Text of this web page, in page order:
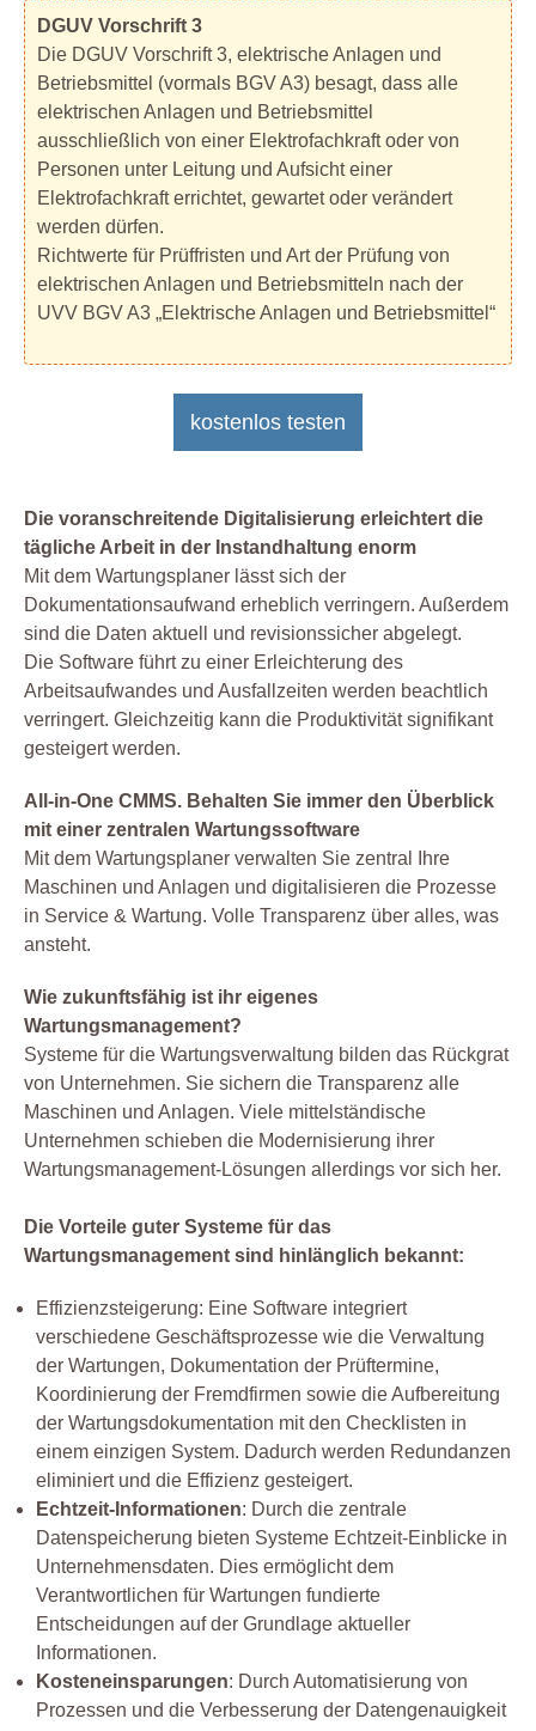
DGUV Vorschrift 3
Die DGUV Vorschrift 3, elektrische Anlagen und
Betriebsmittel (vormals BGV A3) besagt, dass alle
elektrischen Anlagen und Betriebsmittel
ausschließlich von einer Elektrofachkraft oder von
Personen unter Leitung und Aufsicht einer
Elektrofachkraft errichtet, gewartet oder verändert
werden dürfen.
Richtwerte für Prüffristen und Art der Prüfung von
elektrischen Anlagen und Betriebsmitteln nach der
UVV BGV A3 „Elektrische Anlagen und Betriebsmittel“
kostenlos testen
Die voranschreitende Digitalisierung erleichtert die
tägliche Arbeit in der Instandhaltung enorm
Mit dem Wartungsplaner lässt sich der
Dokumentationsaufwand erheblich verringern. Außerdem
sind die Daten aktuell und revisionssicher abgelegt.
Die Software führt zu einer Erleichterung des
Arbeitsaufwandes und Ausfallzeiten werden beachtlich
verringert. Gleichzeitig kann die Produktivität signifikant
gesteigert werden.
All-in-One CMMS. Behalten Sie immer den Überblick
mit einer zentralen Wartungssoftware
Mit dem Wartungsplaner verwalten Sie zentral Ihre
Maschinen und Anlagen und digitalisieren die Prozesse
in Service & Wartung. Volle Transparenz über alles, was
ansteht.
Wie zukunftsfähig ist ihr eigenes
Wartungsmanagement?
Systeme für die Wartungsverwaltung bilden das Rückgrat
von Unternehmen. Sie sichern die Transparenz alle
Maschinen und Anlagen. Viele mittelständische
Unternehmen schieben die Modernisierung ihrer
Wartungsmanagement-Lösungen allerdings vor sich her.
Die Vorteile guter Systeme für das
Wartungsmanagement sind hinlänglich bekannt:
Effizienzsteigerung: Eine Software integriert
verschiedene Geschäftsprozesse wie die Verwaltung
der Wartungen, Dokumentation der Prüftermine,
Koordinierung der Fremdfirmen sowie die Aufbereitung
der Wartungsdokumentation mit den Checklisten in
einem einzigen System. Dadurch werden Redundanzen
eliminiert und die Effizienz gesteigert.
Echtzeit-Informationen: Durch die zentrale
Datenspeicherung bieten Systeme Echtzeit-Einblicke in
Unternehmensdaten. Dies ermöglicht dem
Verantwortlichen für Wartungen fundierte
Entscheidungen auf der Grundlage aktueller
Informationen.
Kosteneinsparungen: Durch Automatisierung von
Prozessen und die Verbesserung der Datengenauigkeit